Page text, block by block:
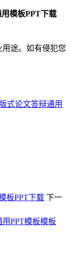
模板PPT下载
途。如有侵犯您
式论文答辩通用
板PPT下载 下一
PPT模板模板